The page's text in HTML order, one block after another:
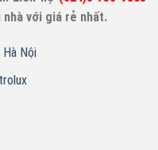
nhà với giá rẻ nhất.
Nội